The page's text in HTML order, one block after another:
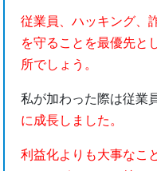
従業員、ハッキング、
を守ることを最優先と
所でしょう。
私が加わった際は従業
に成長しました。
利益化よりも大事なこ